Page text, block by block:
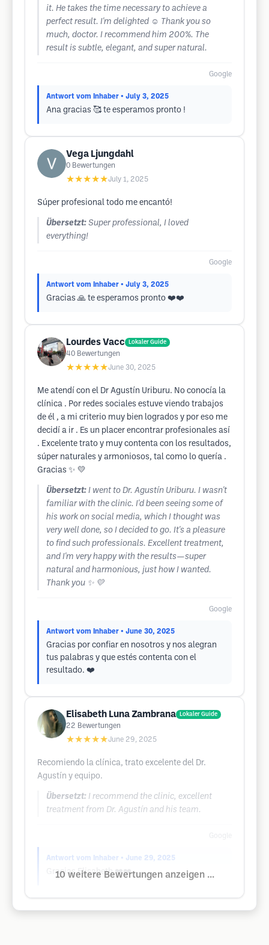
it. He takes the time necessary to achieve a
perfect result. I'm delighted ☺️ Thank you so
much, doctor. I recommend him 200%. The
result is subtle, elegant, and super natural.
Google
Antwort vom Inhaber • July 3, 2025
Ana gracias 🥰 te esperamos pronto !
Vega Ljungdahl
0 Bewertungen
★★★★★July 1, 2025
Súper profesional todo me encantó!
Übersetzt: Super professional, I loved
everything!
Google
Antwort vom Inhaber • July 3, 2025
Gracias 🙏 te esperamos pronto ❤️❤️
Lourdes Vacc Lokaler Guide
40 Bewertungen
★★★★★June 30, 2025
Me atendí con el Dr Agustín Uriburu. No conocía la
clínica . Por redes sociales estuve viendo trabajos
de él , a mi criterio muy bien logrados y por eso me
decidí a ir . Es un placer encontrar profesionales así
. Excelente trato y muy contenta con los resultados,
súper naturales y armoniosos, tal como lo quería .
Gracias ✨ 💛
Übersetzt: I went to Dr. Agustín Uriburu. I wasn't
familiar with the clinic. I'd been seeing some of
his work on social media, which I thought was
very well done, so I decided to go. It's a pleasure
to find such professionals. Excellent treatment,
and I'm very happy with the results—super
natural and harmonious, just how I wanted.
Thank you ✨ 💛
Google
Antwort vom Inhaber • June 30, 2025
Gracias por confiar en nosotros y nos alegran
tus palabras y que estés contenta con el
resultado. ❤️
Elisabeth Luna Zambrana Lokaler Guide
22 Bewertungen
★★★★★June 29, 2025
Recomiendo la clínica, trato excelente del Dr.
Agustín y equipo.
Übersetzt: I recommend the clinic, excellent
treatment from Dr. Agustín and his team.
Antwort vom Inhaber • June 29, 2025
Gracias Elisabeth ❤️❤️
10 weitere Bewertungen anzeigen ...